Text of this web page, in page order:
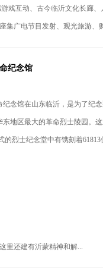
戏互动、古今临沂文化长廊
集广电节目发射、观光旅游、
纪念馆
纪念馆在山东临沂，是为了纪
东地区最大的革命烈士陵园。
烈士纪念堂中有镌刻着61813
里还建有沂蒙精神和解...